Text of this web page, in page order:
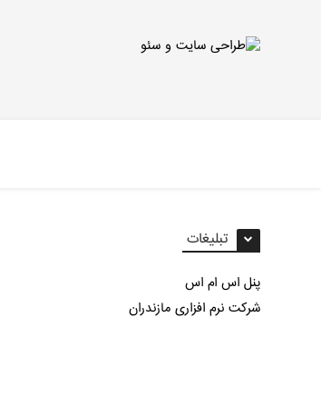
تبلیغات
پنل اس ام اس
شرکت نرم افزاری مازندران